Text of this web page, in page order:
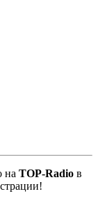
на TOP-Radio в